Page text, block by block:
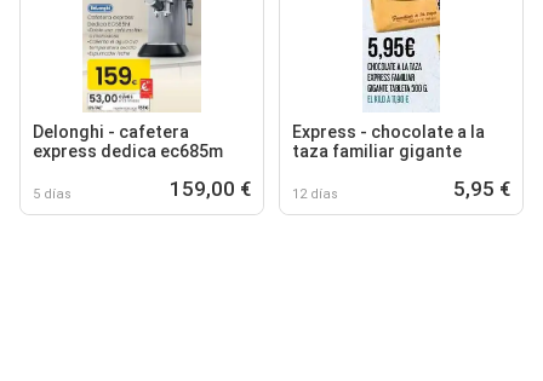
Delonghi - cafetera
express dedica ec685m
5 días 159,00 €
Express - chocolate a la
taza familiar gigante
12 días 5,95 €